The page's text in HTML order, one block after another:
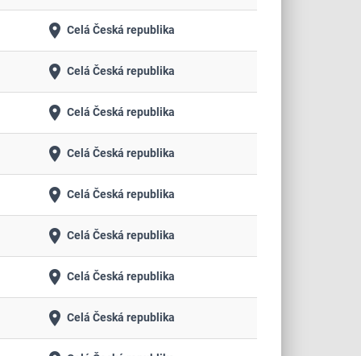
place Celá Česká republika
place Celá Česká republika
place Celá Česká republika
place Celá Česká republika
place Celá Česká republika
place Celá Česká republika
place Celá Česká republika
place Celá Česká republika